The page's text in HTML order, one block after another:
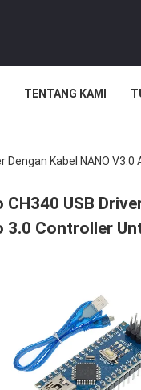
TENTANG KAMI
Dengan Kabel NANO
CH340 USB
3.0 Controller